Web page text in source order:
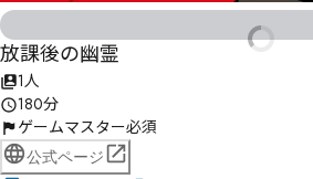
放課後の幽霊
1人
180分
ゲームマスター必須
公式ページ